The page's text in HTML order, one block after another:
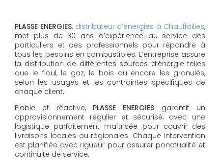
PLASSE ENERGIES, distributeur d’énergies à Chauffailles,
met plus de 30 ans d’expérience au service des
particuliers et des professionnels pour répondre à
tous les besoins en combustibles. L’entreprise assure
la distribution de différentes sources d’énergie telles
que le fioul, le gaz, le bois ou encore les granulés,
selon les usages et les contraintes spécifiques de
chaque client.
Fiable et réactive, PLASSE ENERGIES garantit un
approvisionnement régulier et sécurisé, avec une
logistique parfaitement maîtrisée pour couvrir des
livraisons locales ou régionales. Chaque intervention
est planifiée avec rigueur pour assurer ponctualité et
continuité de service.